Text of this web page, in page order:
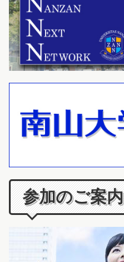
参加のご案内